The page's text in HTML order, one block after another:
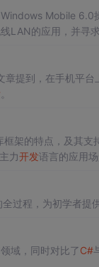
Mobile 6.0
LAN的应用，并寻求
章提到，在手机平
。
架的特点，及其支
力开发语言的应用
过程，为初学者提
域，同时对比了C#